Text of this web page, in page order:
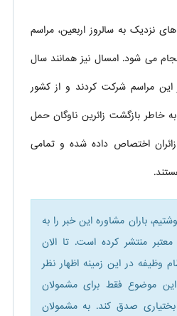
نزدیک به سالروز اربعین، مراسم
می شود. امسال نیز همانند سال
این مراسم شرکت کردند و از کشور
خاطر بازگشت زائرین ناوگان حمل
اختصاص داده شده و تمامی
باران مشاوره این خبر را به
منتشر کرده است. تا الان
وظیفه در این زمینه اظهار نظر
موضوع فقط برای مشمولان
صدق کند. به مشمولان